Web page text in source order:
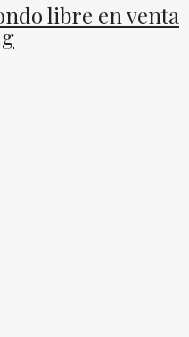
libre en venta